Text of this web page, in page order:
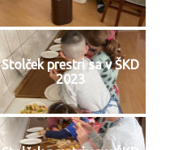
Stolček prestri sa v ŠKD
2023